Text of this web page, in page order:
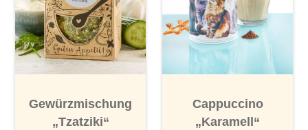
Gewürzmischung
„Tzatziki“
Cappuccino
„Karamell“